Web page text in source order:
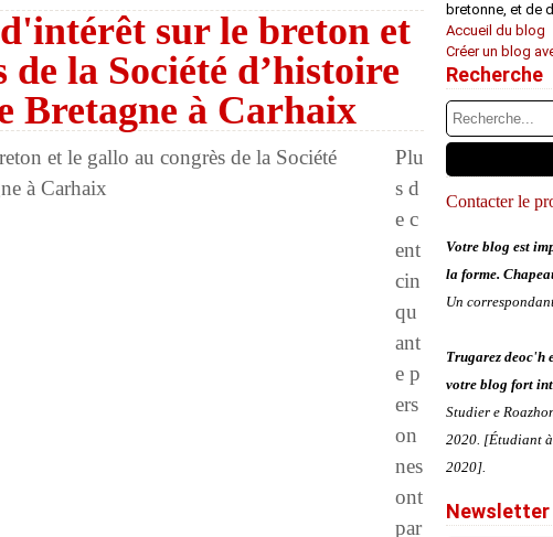
sur le breton et
la Société d’histoire
Bretagne à Carhaix
Plu
s d
e c
ent
cin
qu
ant
e p
ers
on
nes
ont
par
bretonne, et de
Accueil du blog
Créer un blog
Recherche
Contacter le
Votre blog est
la forme.
Un
Trugarez deoc'h
votre blog fort
Studier e
2020. [Étudiant
2020].
Newsletter